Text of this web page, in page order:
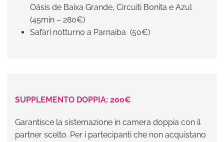
Oásis de Baixa Grande, Circuiti Bonita e Azul
(45min – 280€)
Safari notturno a Parnaiba (50€)
SUPPLEMENTO DOPPIA: 200€
Garantisce la sistemazione in camera doppia con il
partner scelto. Per i partecipanti che non acquistano